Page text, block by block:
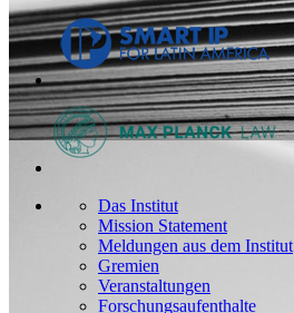
Das Institut
Mission Statement
Meldungen aus dem Institut
Gremien
Veranstaltungen
Forschungsaufenthalte